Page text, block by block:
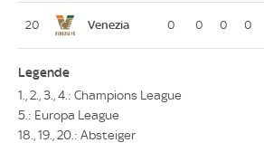
20 Venezia 0 0 0 0
Legende
1., 2., 3., 4.: Champions League
5.: Europa League
18., 19., 20.: Absteiger